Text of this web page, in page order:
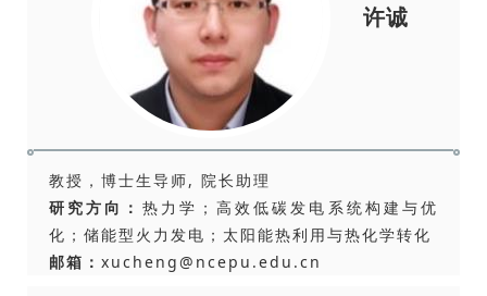
许诚
教授，博士生导师, 院长助理
研究方向： 热力学；高效低碳发电系统构建与优
化；储能型火力发电；太阳能热利用与热化学转化
邮箱： xucheng@ncepu.edu.cn